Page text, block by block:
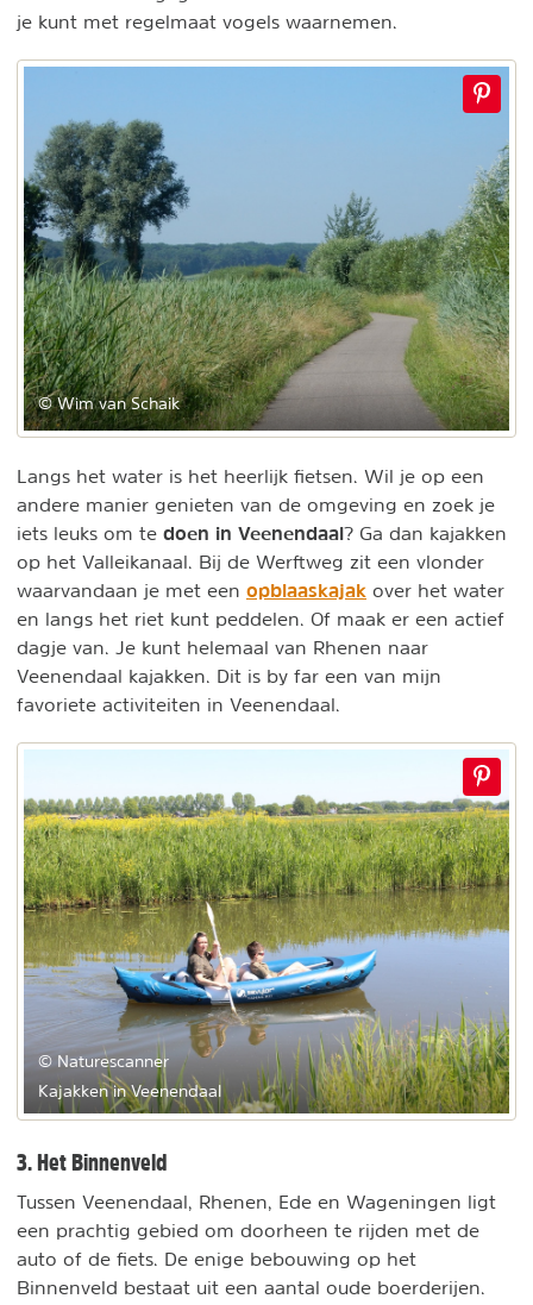
je kunt met regelmaat vogels waarnemen.
© Wim van Schaik
Langs het water is het heerlijk fietsen. Wil je op een
andere manier genieten van de omgeving en zoek je
iets leuks om te doen in Veenendaal? Ga dan kajakken
op het Valleikanaal. Bij de Werftweg zit een vlonder
waarvandaan je met een opblaaskajak over het water
en langs het riet kunt peddelen. Of maak er een actief
dagje van. Je kunt helemaal van Rhenen naar
Veenendaal kajakken. Dit is by far een van mijn
favoriete activiteiten in Veenendaal.
© Naturescanner
Kajakken in Veenendaal
3. Het Binnenveld
Tussen Veenendaal, Rhenen, Ede en Wageningen ligt
een prachtig gebied om doorheen te rijden met de
auto of de fiets. De enige bebouwing op het
Binnenveld bestaat uit een aantal oude boerderijen.